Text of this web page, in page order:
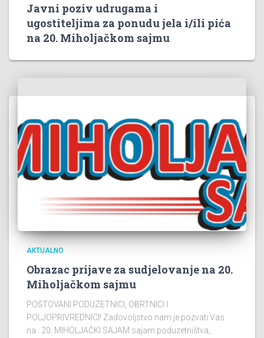
Javni poziv udrugama i
ugostiteljima za ponudu jela i/ili pića
na 20. Miholjačkom sajmu
AKTUALNO
Obrazac prijave za sudjelovanje na 20.
Miholjačkom sajmu
POŠTOVANI PODUZETNICI, OBRTNICI I
POLJOPRIVREDNICI! Zadovoljstvo nam je pozvati Vas
na 20. MIHOLJAČKI SAJAM sajam poduzetništva,